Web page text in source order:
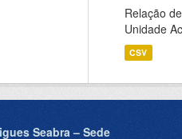
Relação
Unidade
CSV
Seabra – Sede